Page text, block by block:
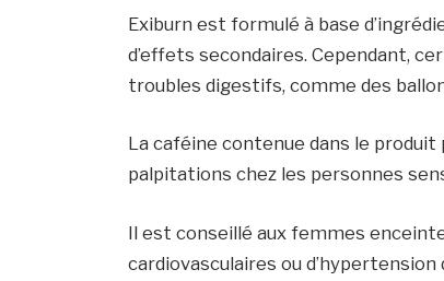
Exiburn est formulé à base
d’effets secondaires. Cependant,
troubles digestifs, comme des
La caféine contenue dans le
palpitations chez les personnes
Il est conseillé aux femmes
cardiovasculaires ou